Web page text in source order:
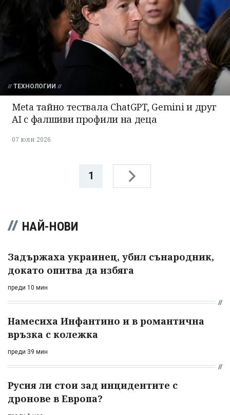
ТЕХНОЛОГИИ
Meta тайно тествала ChatGPT, Gemini и друг
AI с фалшиви профили на деца
07 юли 2026
1
НАЙ-НОВИ
Задържаха украинец, убил сънародник,
докато опитва да избяга
преди 10 мин
Намесиха Инфантино и в романтична
връзка с колежка
преди 39 мин
Русия ли стои зад инцидентите с
дронове в Европа?